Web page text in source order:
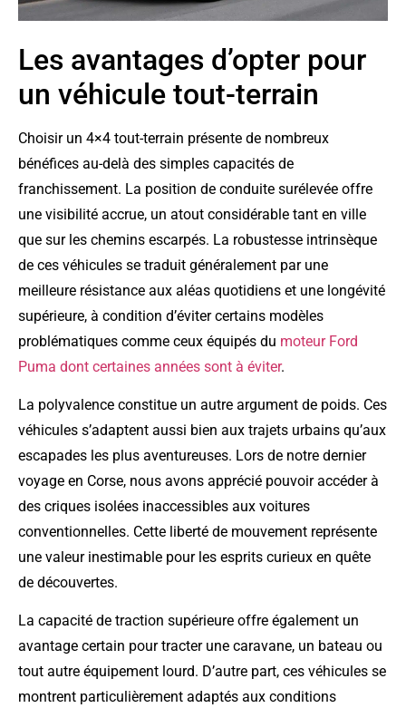
Les avantages d’opter pour
un véhicule tout-terrain
Choisir un 4×4 tout-terrain présente de nombreux
bénéfices au-delà des simples capacités de
franchissement. La position de conduite surélevée offre
une visibilité accrue, un atout considérable tant en ville
que sur les chemins escarpés. La robustesse intrinsèque
de ces véhicules se traduit généralement par une
meilleure résistance aux aléas quotidiens et une longévité
supérieure, à condition d’éviter certains modèles
problématiques comme ceux équipés du moteur Ford
Puma dont certaines années sont à éviter.
La polyvalence constitue un autre argument de poids. Ces
véhicules s’adaptent aussi bien aux trajets urbains qu’aux
escapades les plus aventureuses. Lors de notre dernier
voyage en Corse, nous avons apprécié pouvoir accéder à
des criques isolées inaccessibles aux voitures
conventionnelles. Cette liberté de mouvement représente
une valeur inestimable pour les esprits curieux en quête
de découvertes.
La capacité de traction supérieure offre également un
avantage certain pour tracter une caravane, un bateau ou
tout autre équipement lourd. D’autre part, ces véhicules se
montrent particulièrement adaptés aux conditions